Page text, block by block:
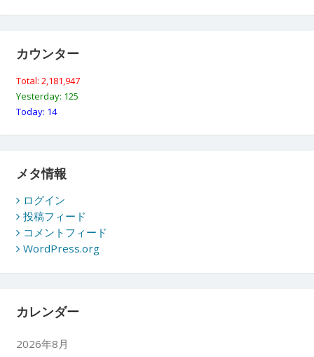
カウンター
Total: 2,181,947
Yesterday: 125
Today: 14
メタ情報
ログイン
投稿フィード
コメントフィード
WordPress.org
カレンダー
2026年8月